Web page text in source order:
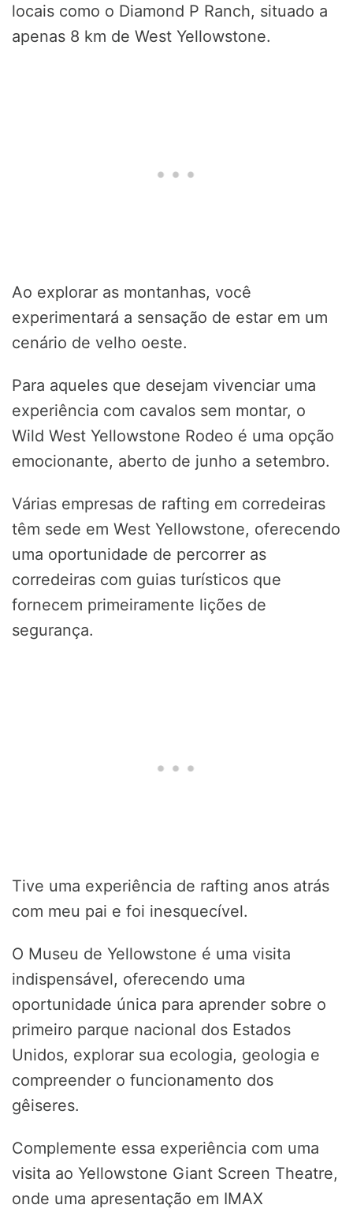
locais como o Diamond P Ranch, situado a
apenas 8 km de West Yellowstone.
Ao explorar as montanhas, você
experimentará a sensação de estar em um
cenário de velho oeste.
Para aqueles que desejam vivenciar uma
experiência com cavalos sem montar, o
Wild West Yellowstone Rodeo é uma opção
emocionante, aberto de junho a setembro.
Várias empresas de rafting em corredeiras
têm sede em West Yellowstone, oferecendo
uma oportunidade de percorrer as
corredeiras com guias turísticos que
fornecem primeiramente lições de
segurança.
Tive uma experiência de rafting anos atrás
com meu pai e foi inesquecível.
O Museu de Yellowstone é uma visita
indispensável, oferecendo uma
oportunidade única para aprender sobre o
primeiro parque nacional dos Estados
Unidos, explorar sua ecologia, geologia e
compreender o funcionamento dos
gêiseres.
Complemente essa experiência com uma
visita ao Yellowstone Giant Screen Theatre,
onde uma apresentação em IMAX